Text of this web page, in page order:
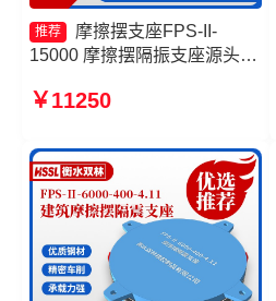
推荐
摩擦摆支座FPS-II-
15000 摩擦摆隔振支座源头工
座价格
￥11250